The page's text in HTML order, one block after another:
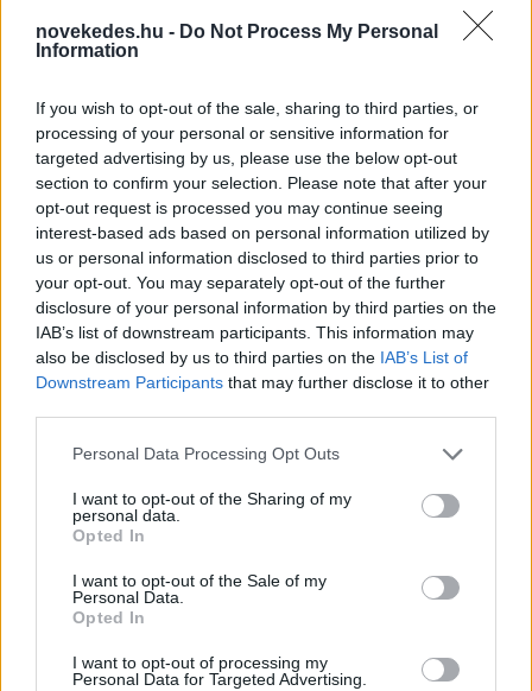
novekedes.hu - Do Not Process My Personal
Information
If you wish to opt-out of the sale, sharing to third parties, or
processing of your personal or sensitive information for
targeted advertising by us, please use the below opt-out
section to confirm your selection. Please note that after your
opt-out request is processed you may continue seeing
interest-based ads based on personal information utilized by
us or personal information disclosed to third parties prior to
your opt-out. You may separately opt-out of the further
disclosure of your personal information by third parties on the
IAB’s list of downstream participants. This information may
also be disclosed by us to third parties on the IAB’s List of
Downstream Participants that may further disclose it to other
Please note that this website/app uses one or more Google
not limited to your visit or usage behaviour. You may click to
grant or deny consent to Google and its third-party tags to
use your data for below specified purposes in below Google
consent section.
Personal Data Processing Opt Outs
I want to opt-out of the Sharing of my
personal data.
Opted In
I want to opt-out of the Sale of my
Personal Data.
Opted In
I want to opt-out of processing my
Personal Data for Targeted Advertising.
Hatalmas pofont kapott Trump Izraeltől:
elutasították a "történelmi
békemegállapodását"
HÍREK 2 órája
Megjött a kimutatás: ennyi áramot sikerült
HÍREK 5 órája